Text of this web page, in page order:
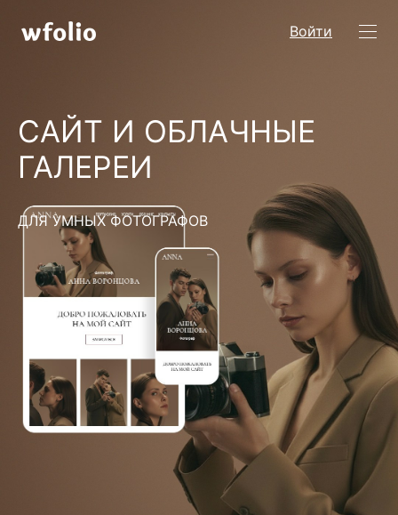
Войти
САЙТ И ОБЛАЧНЫЕ
ГАЛЕРЕИ
ДЛЯ УМНЫХ ФОТОГРАФОВ